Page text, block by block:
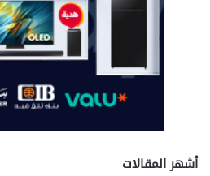
أشهر المقالات